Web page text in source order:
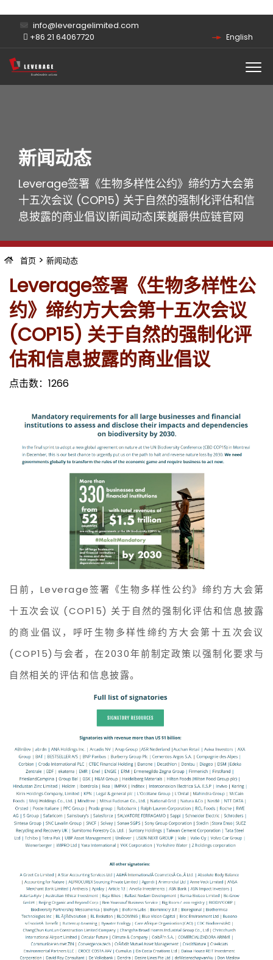
info@leveragelimited.com
+86 21 64067720
English
新闻动态
Leverage签署《生物多样性公约》缔约方大会第
十五次会议 (COP15) 关于自然的强制化评估和信
息披露的商业倡议|新闻动态|莱巍爵供应链官网
首页 > 新闻动态
Leverage签署《生物多样性公
约》缔约方大会第十五次会议
(COP15) 关于自然的强制化评
估和信息披露的商业倡议
点击数： 1266
日前，Leverage签署《生物多样性公约》缔约方大会第
十五次会议 (COP15) 关于自然的强制化评估和信息披露
的商业倡议，呼吁生物多样性缔约方大会第十五次会议
(COP15)与会者，在2030年前制定政策以强制化要求与
自然相关的评估和信息披露。